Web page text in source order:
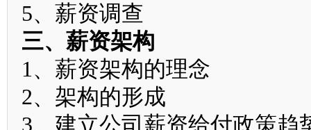
5、薪资调查
三、薪资架构
1、薪资架构的理念
2、架构的形成
3、建立公司薪资给付政策趋